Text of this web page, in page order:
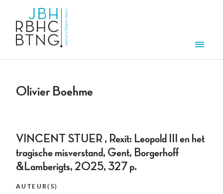
Olivier Boehme
VINCENT STUER , Rexit: Leopold III en het
tragische misverstand, Gent, Borgerhoff
&Lamberigts, 2025, 327 p.
AUTEUR(S)